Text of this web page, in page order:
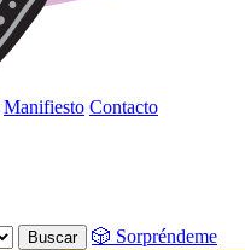
Manifiesto Contacto
Buscar 🎲 Sorpréndeme